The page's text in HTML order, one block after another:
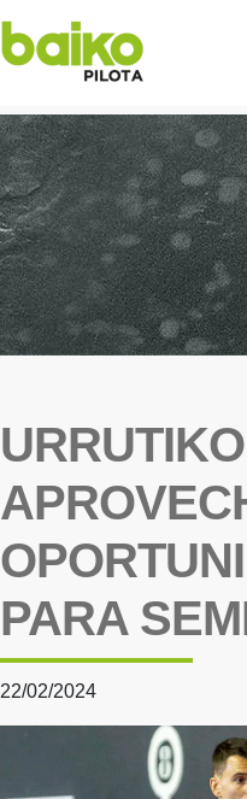
PARA
22/02/2024